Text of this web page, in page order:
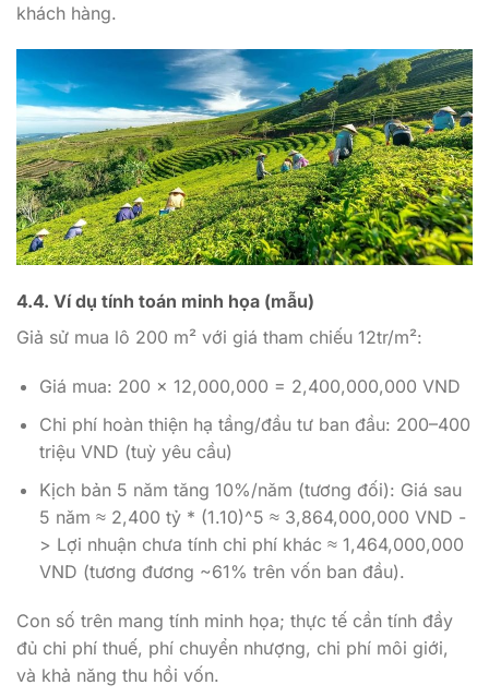
khách hàng.
4.4. Ví dụ tính toán minh họa (mẫu)
Giả sử mua lô 200 m² với giá tham chiếu 12tr/m²:
Giá mua: 200 x 12,000,000 = 2,400,000,000 VND
Chi phí hoàn thiện hạ tầng/đầu tư ban đầu: 200–400
triệu VND (tuỳ yêu cầu)
Kịch bản 5 năm tăng 10%/năm (tương đối): Giá sau
5 năm ≈ 2,400 tỷ * (1.10)^5 ≈ 3,864,000,000 VND -
> Lợi nhuận chưa tính chi phí khác ≈ 1,464,000,000
VND (tương đương ~61% trên vốn ban đầu).
Con số trên mang tính minh họa; thực tế cần tính đầy
đủ chi phí thuế, phí chuyển nhượng, chi phí môi giới,
và khả năng thu hồi vốn.